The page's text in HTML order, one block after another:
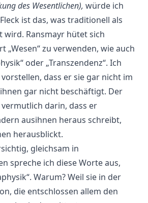
des Wesentlichen), würde ich
ist das, was traditionell als
wird. Ransmayr hütet sich
„Wesen“ zu verwenden, wie auch
oder „Transzendenz“. Ich
dass er sie gar nicht im
gar nicht beschäftigt. Der
darin, dass er
ausihnen heraus schreibt,
herausblickt.
gleichsam in
spreche ich diese Worte aus,
Warum? Weil sie in der
die entschlossen allem den